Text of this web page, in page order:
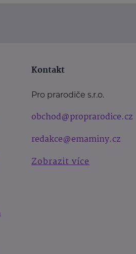
Kontakt
Pro prarodiče s.r.o.
obchod@proprarodice.cz
redakce@emaminy.cz
Zobrazit více